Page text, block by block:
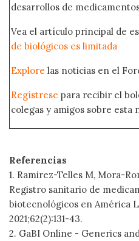
desarrollos de
Vea el artículo principal de
de biológicos es limitada
Explore las noticias en el
Regístrese para recibir el
colegas y amigos sobre esta
Referencias
1. Ramirez-Telles M, Mora-
Registro sanitario de
biotecnológicos en América
2021;62(2):131-43.
2. GaBI Online - Generics